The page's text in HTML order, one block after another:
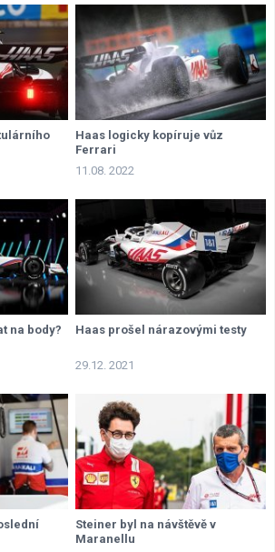
Haas logicky kopíruje vůz
Ferrari
11.08. 2022
na body? Haas prošel nárazovými testy
29.12. 2021
Steiner byl na návštěvě v
Maranellu